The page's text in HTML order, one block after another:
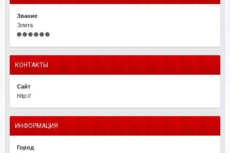
Звание
Элита
КОНТАКТЫ
Сайт
http://
ИНФОРМАЦИЯ
Город